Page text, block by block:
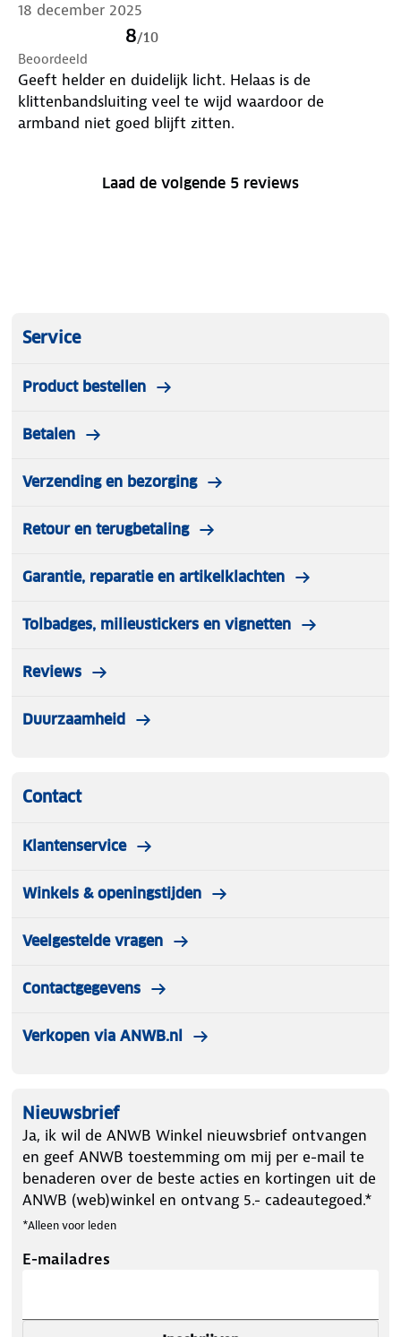
18 december 2025
8/10
Beoordeeld
Geeft helder en duidelijk licht. Helaas is de
klittenbandsluiting veel te wijd waardoor de
armband niet goed blijft zitten.
Laad de volgende 5 reviews
Service
Product bestellen
Betalen
Verzending en bezorging
Retour en terugbetaling
Garantie, reparatie en artikelklachten
Tolbadges, milieustickers en vignetten
Reviews
Duurzaamheid
Contact
Klantenservice
Winkels & openingstijden
Veelgestelde vragen
Contactgegevens
Verkopen via ANWB.nl
Nieuwsbrief
Ja, ik wil de ANWB Winkel nieuwsbrief ontvangen
en geef ANWB toestemming om mij per e-mail te
benaderen over de beste acties en kortingen uit de
ANWB (web)winkel en ontvang 5.- cadeautegoed.*
*Alleen voor leden
E-mailadres